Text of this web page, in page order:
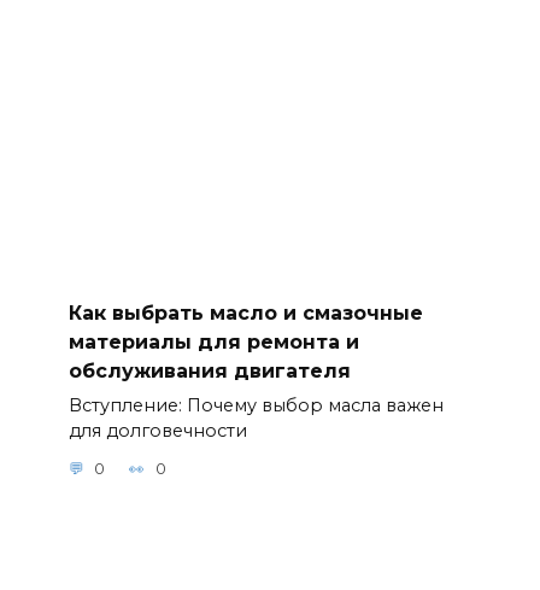
Как выбрать масло и смазочные
материалы для ремонта и
обслуживания двигателя
Вступление: Почему выбор масла важен
для долговечности
0 0